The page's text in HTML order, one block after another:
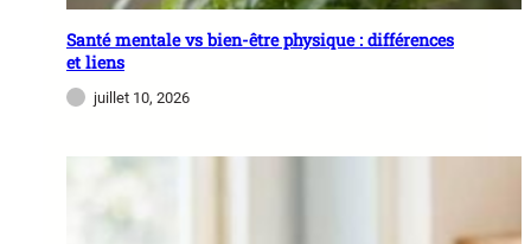
Santé mentale vs bien-être physique : différences
et liens
juillet 10, 2026